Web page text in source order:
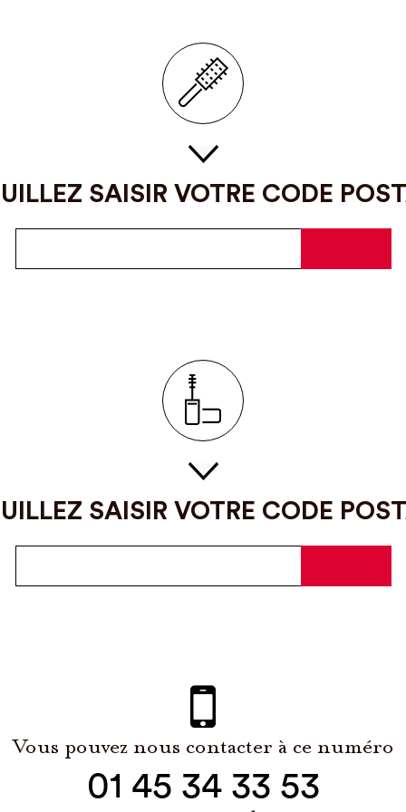
SAISIR VOTRE CODE
SAISIR VOTRE CODE
Vous pouvez nous contacter à ce numéro
01 45 34 33 53